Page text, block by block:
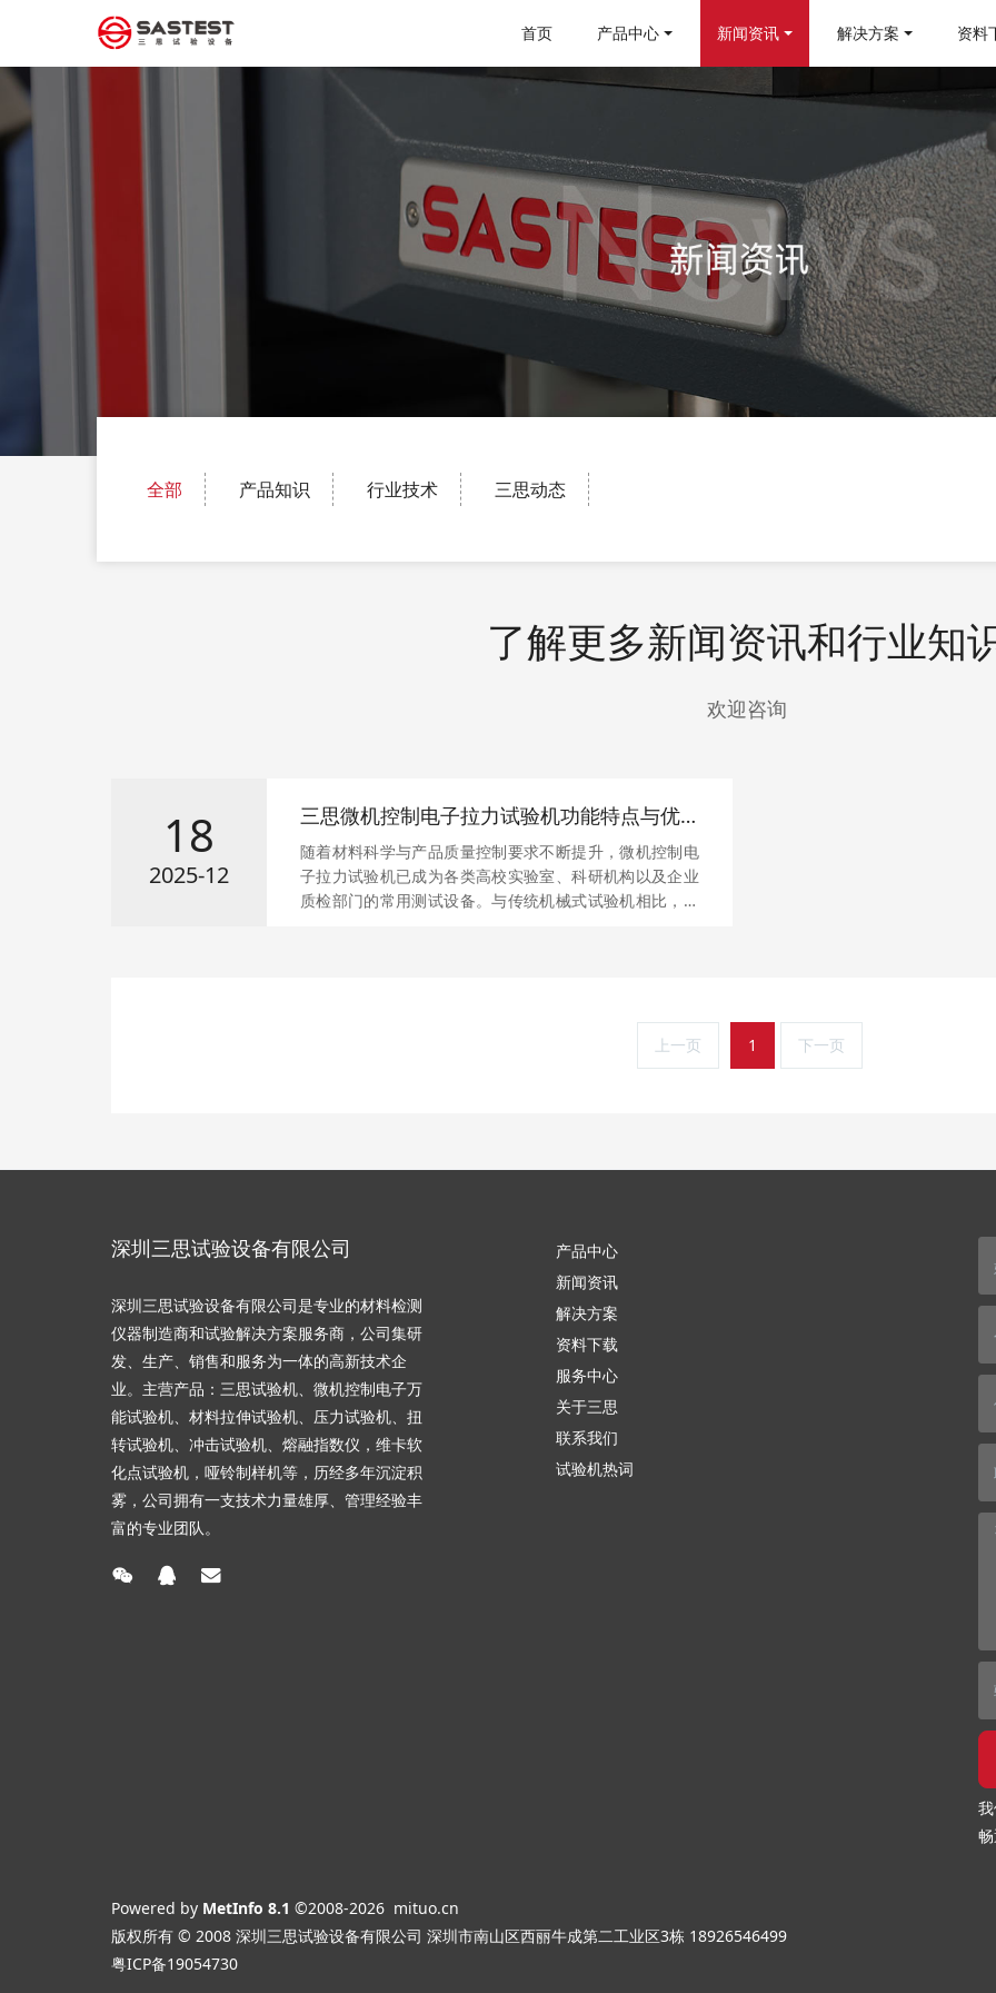
首页 产品中心 新闻资讯 解决方案 资料
全部 产品知识 行业技术 三思动态
了解更多新闻资讯和行业知
欢迎咨询
18
2025-12
三思微机控制电子拉力试验机功能特点与优
势
随着材料科学与产品质量控制要求不断提升，微机控制电
子拉力试验机已成为各类高校实验室、科研机构以及企业
质检部门的常用测试设备。与传统机械式试验机相比，它
上一页 1 下一页
深圳三思试验设备有限公司
深圳三思试验设备有限公司是专业的材料检测
仪器制造商和试验解决方案服务商，公司集研
发、生产、销售和服务为一体的高新技术企
业。主营产品：三思试验机、微机控制电子万
能试验机、材料拉伸试验机、压力试验机、扭
转试验机、冲击试验机、熔融指数仪，维卡软
化点试验机，哑铃制样机等，历经多年沉淀积
雾，公司拥有一支技术力量雄厚、管理经验丰
富的专业团队。
产品中心
新闻资讯
解决方案
资料下载
服务中心
关于三思
联系我们
试验机热词
Powered by MetInfo 8.1 ©2008-2026 mituo.cn
版权所有 © 2008 深圳三思试验设备有限公司 深圳市南山区西丽牛成第二工业区3栋 18926546499
粤ICP备19054730